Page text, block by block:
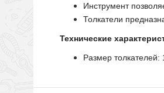
Инструмент
Толкатели
Технические
Размер